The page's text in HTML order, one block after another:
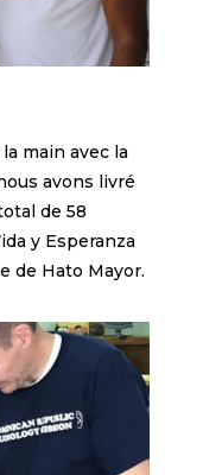
main avec la
avons livré
de 58
y Esperanza
de Hato Mayor.